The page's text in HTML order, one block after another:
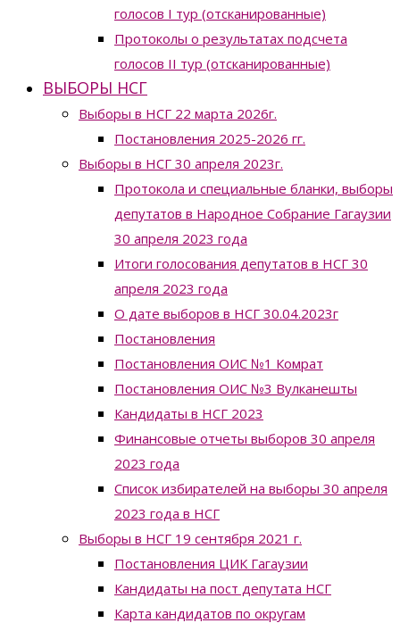
голосов I тур (отсканированные)
Протоколы о результатах подсчета
голосов II тур (отсканированные)
ВЫБОРЫ НСГ
Выборы в НСГ 22 марта 2026г.
Постановления 2025-2026 гг.
Выборы в НСГ 30 апреля 2023г.
Протокола и специальные бланки, выборы
депутатов в Народное Собрание Гагаузии
30 апреля 2023 года
Итоги голосования депутатов в НСГ 30
апреля 2023 года
О дате выборов в НСГ 30.04.2023г
Постановления
Постановления ОИС №1 Комрат
Постановления ОИС №3 Вулканешты
Кандидаты в НСГ 2023
Финансовые отчеты выборов 30 апреля
2023 года
Список избирателей на выборы 30 апреля
2023 года в НСГ
Выборы в НСГ 19 сентября 2021 г.
Постановления ЦИК Гагаузии
Кандидаты на пост депутата НСГ
Карта кандидатов по округам